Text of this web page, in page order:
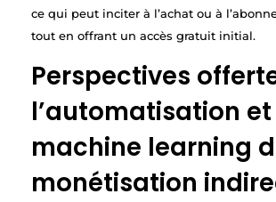
ce qui peut inciter à l’achat ou à
tout en offrant un accès gratuit initial.
Perspectives
l’automatisation
machine learning
monétisation